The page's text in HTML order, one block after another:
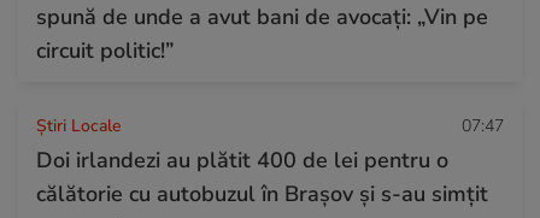
spună de unde a avut bani de avocați: „Vin pe
circuit politic!”
Știri Locale 07:47
Doi irlandezi au plătit 400 de lei pentru o
călătorie cu autobuzul în Brașov și s-au simțit